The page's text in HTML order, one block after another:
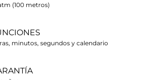
(100 metros)
minutos, segundos y calendario